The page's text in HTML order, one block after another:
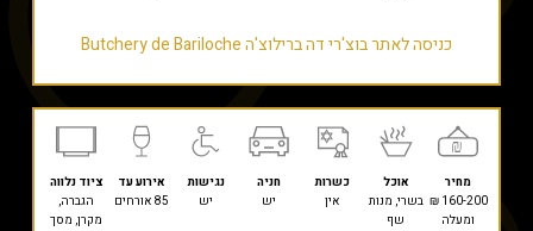
כניסה לאתר בוצ'רי דה ברילוצ'ה Butchery de Bariloche
מחיר אוכל כשרות חניה נגישות אירוע עד
ציוד נלווה
160-200 ₪
ומעלה
בשרי, מנות
שף
אין יש יש 85 אורחים
הגברה,
מקרן, מסך